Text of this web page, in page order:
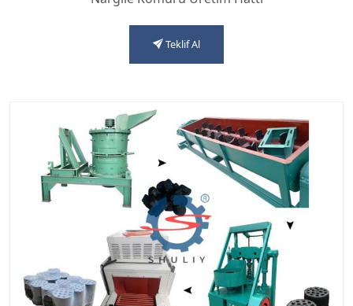
Teklif Al